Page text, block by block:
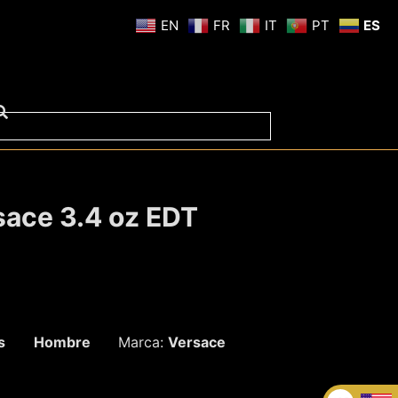
3.4 oz EDT
Hombre Marca: Versace
EN FR IT PT ES